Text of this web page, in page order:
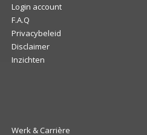
Login account
F.A.Q
Privacybeleid
Disclaimer
Inzichten
Werk & Carrière